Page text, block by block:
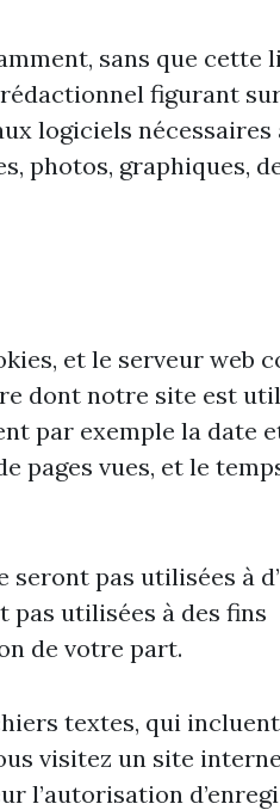
sans que cette
figurant
logiciels nécessaires
photos, graphiques,
et le serveur web
dont notre site est
par exemple la date
pages vues, et le
pas utilisées à
utilisées à des fins
de votre part.
textes, qui
visitez un site
l’autorisation